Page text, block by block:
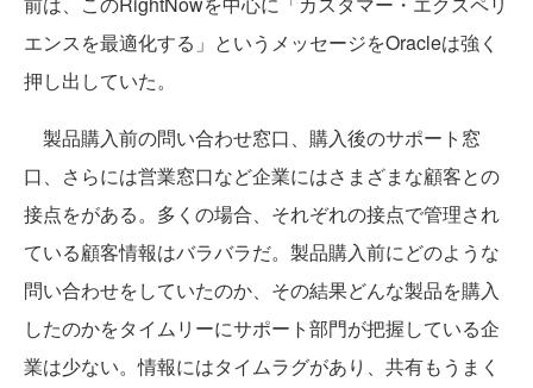
エンスを最適化する」というメッセージをOracleは強く
押し出していた。
製品購入前の問い合わせ窓口、購入後のサポート窓
口、さらには営業窓口など企業にはさまざまな顧客との
接点をがある。多くの場合、それぞれの接点で管理され
ている顧客情報はバラバラだ。製品購入前にどのような
問い合わせをしていたのか、その結果どんな製品を購入
したのかをタイムリーにサポート部門が把握している企
業は少ない。情報にはタイムラグがあり、共有もうまく